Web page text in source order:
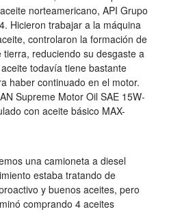
norteamericano, API Grupo
Hicieron trabajar a la máquina
controlaron la formación de
reduciendo su desgaste a
todavía tiene bastante
haber continuado en el motor.
Supreme Motor Oil SAE 15W-
con aceite básico MAX-
una camioneta a diesel
estaba tratando de
y buenos aceites, pero
comprando 4 aceites